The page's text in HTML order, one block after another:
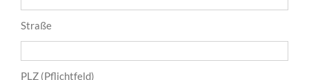
Straße
PLZ (Pflichtfeld)